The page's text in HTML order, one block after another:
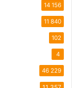
14 156
11 840
102
4
46 229